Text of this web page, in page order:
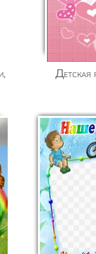
Детская рамочка для фото с мишками и